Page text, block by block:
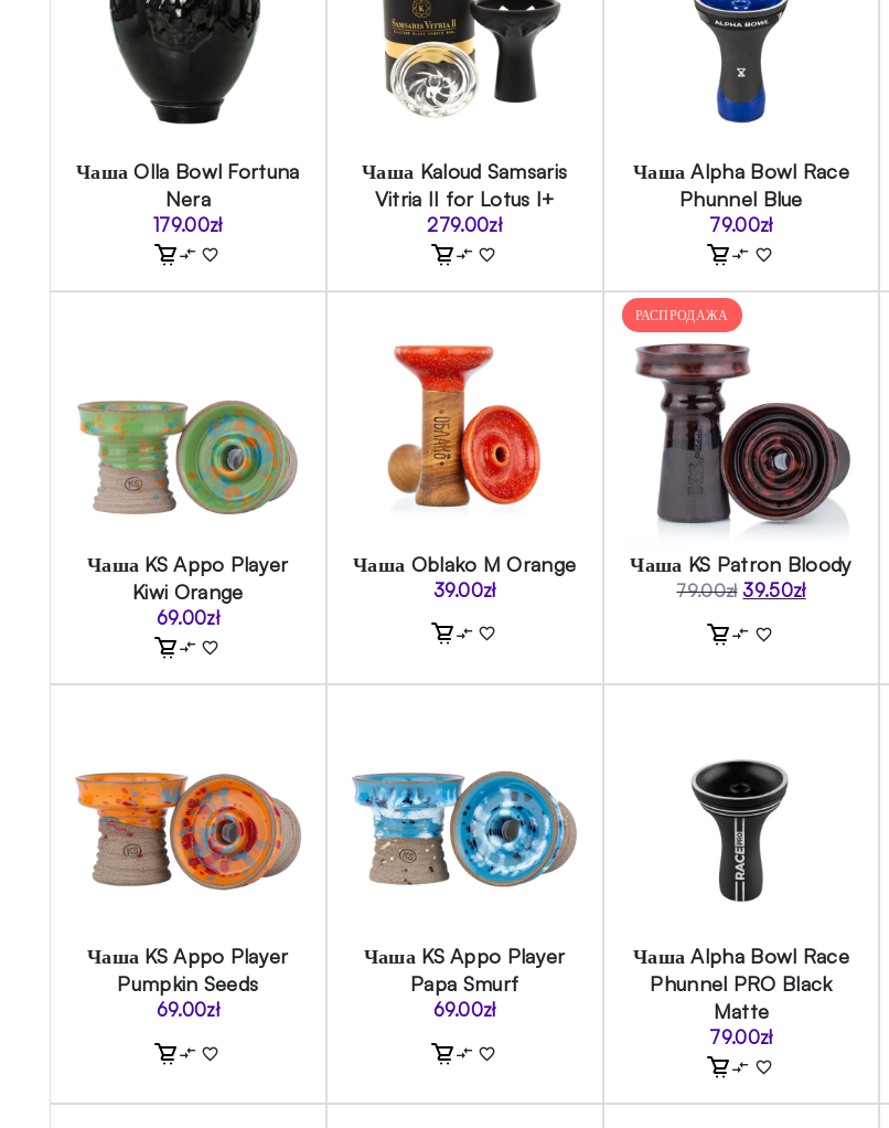
Чаша Olla Bowl Fortuna
Nera
179.00zł
Чаша Kaloud Samsaris
Vitria II for Lotus I+
279.00zł
Чаша Alpha Bowl Race
Phunnel Blue
79.00zł
Чаша KS Appo Player
Kiwi Orange
69.00zł
Чаша Oblako M Orange
39.00zł
РАСПРОДАЖА
Чаша KS Patron Bloody
79.00zł Первоначальная
цена
39.50zł
Текущая
цена:
Чаша KS Appo Player
Pumpkin Seeds
69.00zł
Чаша KS Appo Player
Papa Smurf
69.00zł
Чаша Alpha Bowl Race
Phunnel PRO Black
Matte
79.00zł